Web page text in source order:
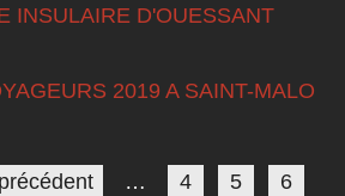
INSULAIRE D'OUESSANT
2019 A SAINT-MALO
… 4 5 6